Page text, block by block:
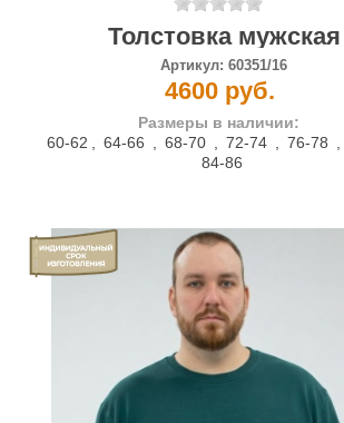
Толстовка мужская
Артикул: 60351/16
4600 руб.
Размеры в наличии:
60-62 , 64-66 , 68-70 , 72-74 , 76-78 ,
84-86